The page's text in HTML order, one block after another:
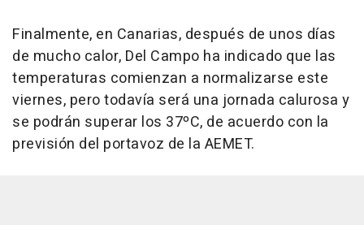
Finalmente, en Canarias, después de unos días
de mucho calor, Del Campo ha indicado que las
temperaturas comienzan a normalizarse este
viernes, pero todavía será una jornada calurosa y
se podrán superar los 37ºC, de acuerdo con la
previsión del portavoz de la AEMET.